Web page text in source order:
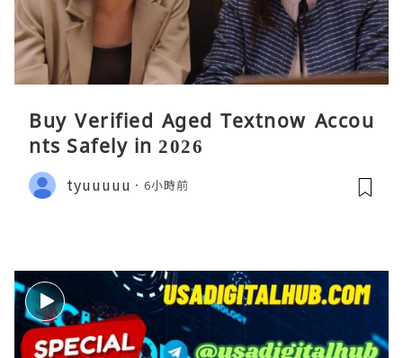
Buy Verified Aged Textnow Accou
nts Safely in 2026
tyuuuuu 6小時前